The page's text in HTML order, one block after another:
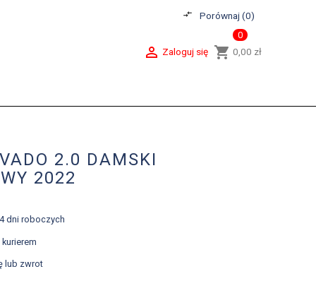
compare_arrows Porównaj (0)
shopping_cart
0
0,00 zł
 Zaloguj się
2.0 DAMSKI
2022
dni roboczych
lub zwrot